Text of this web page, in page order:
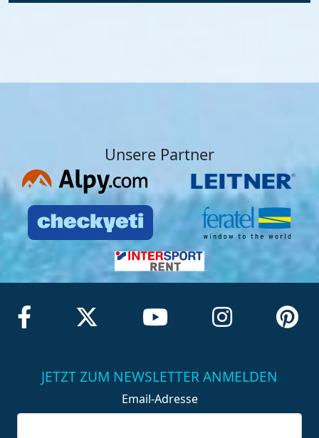
Unsere Partner
JETZT ZUM NEWSLETTER ANMELDEN
Email-Adresse